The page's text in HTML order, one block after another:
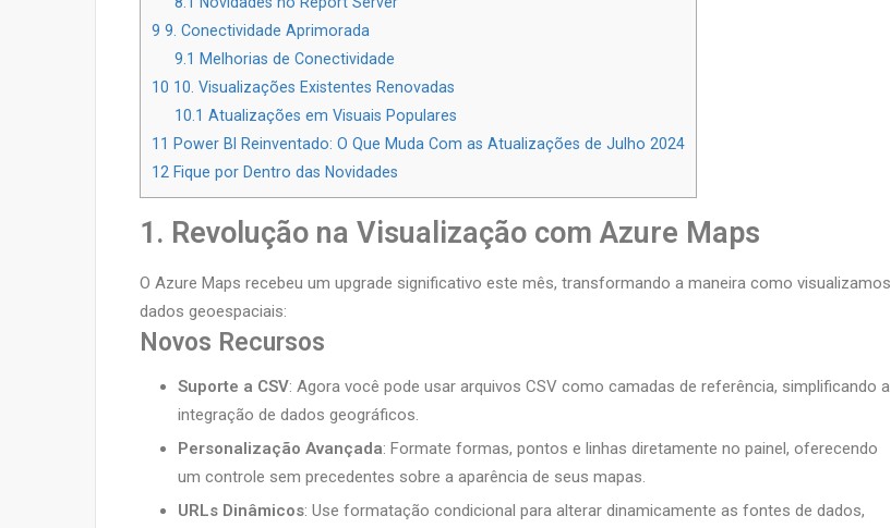
9 9. Conectividade Aprimorada
9.1 Melhorias de Conectividade
10 10. Visualizações Existentes Renovadas
10.1 Atualizações em Visuais Populares
11 Power BI Reinventado: O Que Muda Com as Atualizações de Julho 2024
12 Fique por Dentro das Novidades
1. Revolução na Visualização com Azure Maps
O Azure Maps recebeu um upgrade significativo este mês, transformando a maneira como visualizamos
dados geoespaciais:
Novos Recursos
Suporte a CSV: Agora você pode usar arquivos CSV como camadas de referência, simplificando a
integração de dados geográficos.
Personalização Avançada: Formate formas, pontos e linhas diretamente no painel, oferecendo
um controle sem precedentes sobre a aparência de seus mapas.
URLs Dinâmicos: Use formatação condicional para alterar dinamicamente as fontes de dados,